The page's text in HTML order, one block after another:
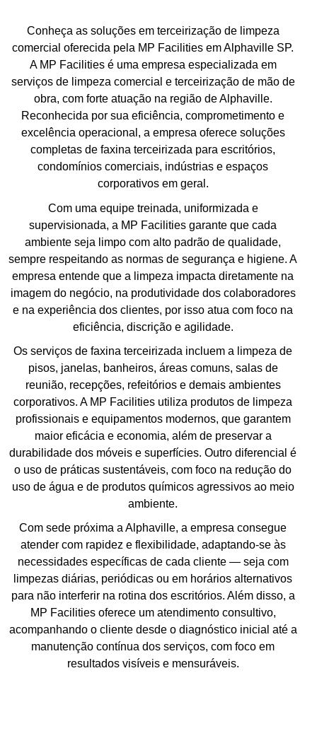
Conheça as soluções em terceirização de limpeza
comercial oferecida pela MP Facilities em Alphaville SP.
A MP Facilities é uma empresa especializada em
serviços de limpeza comercial e terceirização de mão de
obra, com forte atuação na região de Alphaville.
Reconhecida por sua eficiência, comprometimento e
excelência operacional, a empresa oferece soluções
completas de faxina terceirizada para escritórios,
condomínios comerciais, indústrias e espaços
corporativos em geral.
Com uma equipe treinada, uniformizada e
supervisionada, a MP Facilities garante que cada
ambiente seja limpo com alto padrão de qualidade,
sempre respeitando as normas de segurança e higiene. A
empresa entende que a limpeza impacta diretamente na
imagem do negócio, na produtividade dos colaboradores
e na experiência dos clientes, por isso atua com foco na
eficiência, discrição e agilidade.
Os serviços de faxina terceirizada incluem a limpeza de
pisos, janelas, banheiros, áreas comuns, salas de
reunião, recepções, refeitórios e demais ambientes
corporativos. A MP Facilities utiliza produtos de limpeza
profissionais e equipamentos modernos, que garantem
maior eficácia e economia, além de preservar a
durabilidade dos móveis e superfícies. Outro diferencial é
o uso de práticas sustentáveis, com foco na redução do
uso de água e de produtos químicos agressivos ao meio
ambiente.
Com sede próxima a Alphaville, a empresa consegue
atender com rapidez e flexibilidade, adaptando-se às
necessidades específicas de cada cliente — seja com
limpezas diárias, periódicas ou em horários alternativos
para não interferir na rotina dos escritórios. Além disso, a
MP Facilities oferece um atendimento consultivo,
acompanhando o cliente desde o diagnóstico inicial até a
manutenção contínua dos serviços, com foco em
resultados visíveis e mensuráveis.